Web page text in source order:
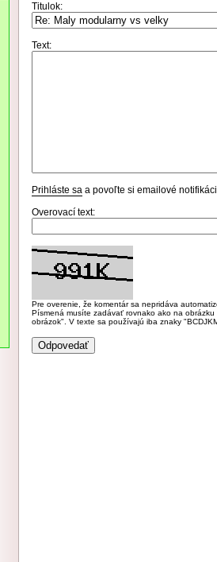
Titulok:
Text:
Prihláste sa a povoľte si emailové
Overovací text:
Pre overenie, že komentár sa nepridáva
Písmená musíte zadávať rovnako ako na
obrázok". V texte sa používajú iba znaky